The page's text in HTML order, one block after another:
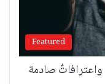
Featured
صادمة